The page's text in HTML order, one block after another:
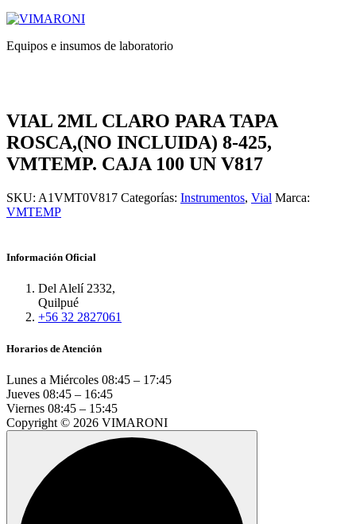
Equipos e insumos de laboratorio
VIAL 2ML CLARO PARA TAPA
ROSCA,(NO INCLUIDA) 8-425,
VMTEMP. CAJA 100 UN V817
SKU: A1VMT0V817 Categorías: Instrumentos, Vial Marca:
VMTEMP
Información Oficial
Del Alelí 2332,
Quilpué
+56 32 2827061
Horarios de Atención
Lunes a Miércoles 08:45 – 17:45
Jueves 08:45 – 16:45
Viernes 08:45 – 15:45
Copyright © 2026 VIMARONI